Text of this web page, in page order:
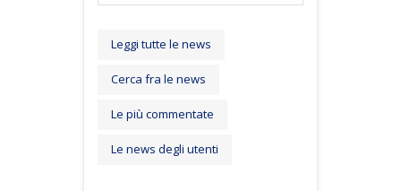
Leggi tutte le news
Cerca fra le news
Le più commentate
Le news degli utenti